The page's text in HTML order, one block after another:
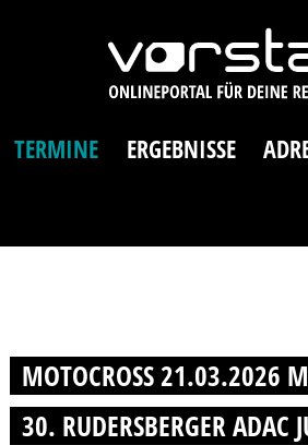
TERMINE ERGEBNISSE
MOTOCROSS 21.03.2026